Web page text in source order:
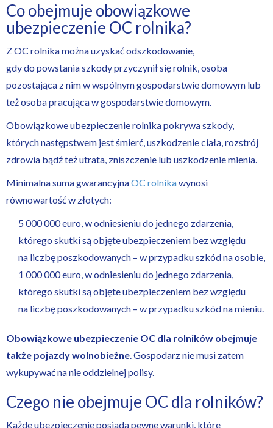
Co obejmuje obowiązkowe
ubezpieczenie OC rolnika?
Z OC rolnika można uzyskać odszkodowanie,
gdy do powstania szkody przyczynił się rolnik, osoba
pozostająca z nim w wspólnym gospodarstwie domowym lub
też osoba pracująca w gospodarstwie domowym.
Obowiązkowe ubezpieczenie rolnika pokrywa szkody,
których następstwem jest śmierć, uszkodzenie ciała, rozstrój
zdrowia bądź też utrata, zniszczenie lub uszkodzeniemienia.
Minimalna suma gwarancyjnaOC rolnikawynosi
równowartość w złotych:
5 000 000 euro, w odniesieniu do jednego zdarzenia,
którego skutki są objęte ubezpieczeniem bez względu
na liczbę poszkodowanych – w przypadku szkód na osobie,
1 000 000 euro, w odniesieniu do jednego zdarzenia,
którego skutki są objęte ubezpieczeniem bez względu
na liczbę poszkodowanych – w przypadku szkód na mieniu.
Obowiązkowe ubezpieczenie OC dla rolników obejmuje
także pojazdy wolnobieżne. Gospodarz nie musi zatem
wykupywać na nie oddzielnej polisy.
Czego nie obejmuje OC dla rolników?
Każde ubezpieczenie posiada pewne warunki, które